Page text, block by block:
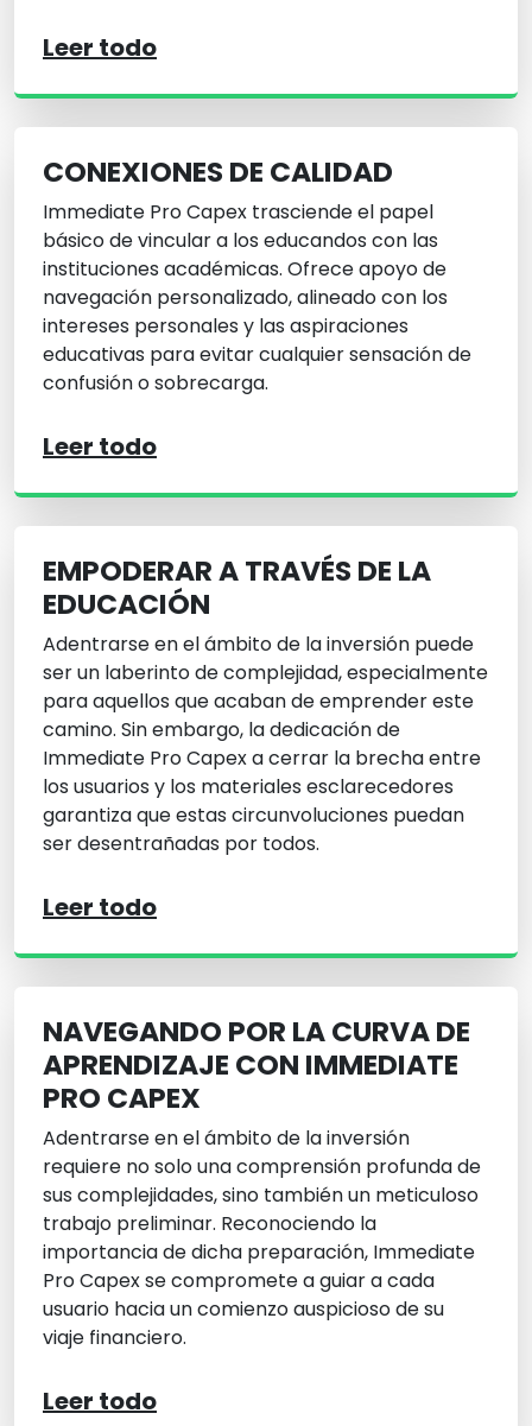
Leer todo
CONEXIONES DE CALIDAD
Immediate Pro Capex trasciende el papel
básico de vincular a los educandos con las
instituciones académicas. Ofrece apoyo de
navegación personalizado, alineado con los
intereses personales y las aspiraciones
educativas para evitar cualquier sensación de
confusión o sobrecarga.
Leer todo
EMPODERAR A TRAVÉS DE LA
EDUCACIÓN
Adentrarse en el ámbito de la inversión puede
ser un laberinto de complejidad, especialmente
para aquellos que acaban de emprender este
camino. Sin embargo, la dedicación de
Immediate Pro Capex a cerrar la brecha entre
los usuarios y los materiales esclarecedores
garantiza que estas circunvoluciones puedan
ser desentrañadas por todos.
Leer todo
NAVEGANDO POR LA CURVA DE
APRENDIZAJE CON IMMEDIATE
PRO CAPEX
Adentrarse en el ámbito de la inversión
requiere no solo una comprensión profunda de
sus complejidades, sino también un meticuloso
trabajo preliminar. Reconociendo la
importancia de dicha preparación, Immediate
Pro Capex se compromete a guiar a cada
usuario hacia un comienzo auspicioso de su
viaje financiero.
Leer todo